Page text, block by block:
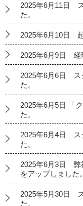
2025年6月11日
た。
2025年6月10日
2025年6月9日 経
2025年6月6日 ス
た。
2025年6月5日 「
た。
2025年6月4日 ス
た。
2025年6月3日 弊
をアップしました。
2025年5月30日
た。